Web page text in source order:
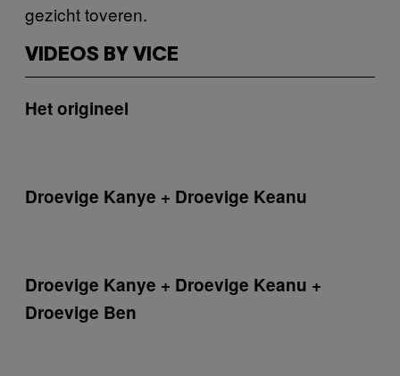
gezicht toveren.
VIDEOS BY VICE
Het origineel
Droevige Kanye + Droevige Keanu
Droevige Kanye + Droevige Keanu +
Droevige Ben